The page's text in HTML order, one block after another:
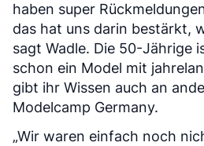
haben super
das hat uns darin bestärkt,
sagt Wadle. Die 50-Jährige
schon ein Model mit
gibt ihr Wissen auch an
Modelcamp Germany.
„Wir waren einfach noch